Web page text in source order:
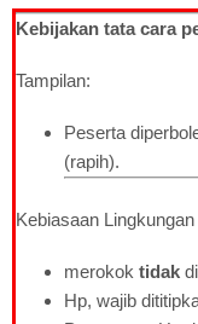
Kebijakan tata cara
Tampilan:
Peserta
(rapih).
Kebiasaan Lingkungan
merokok tidak
Hp, wajib